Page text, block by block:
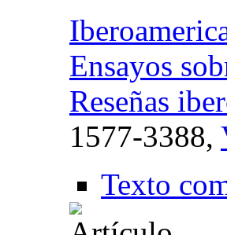
Ensayos
Reseñas
1577-3388,
Texto